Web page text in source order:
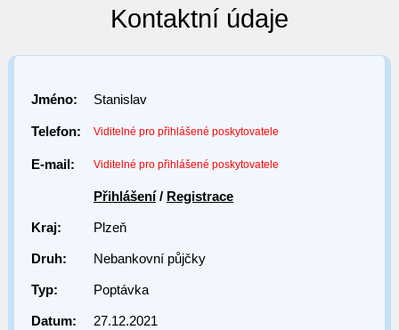
Kontaktní údaje
Jméno: Stanislav
Telefon: Viditelné pro přihlášené poskytovatele
E-mail: Viditelné pro přihlášené poskytovatele
Přihlášení/ Registrace
Kraj: Plzeň
Druh: Nebankovní půjčky
Typ: Poptávka
Datum: 27.12.2021